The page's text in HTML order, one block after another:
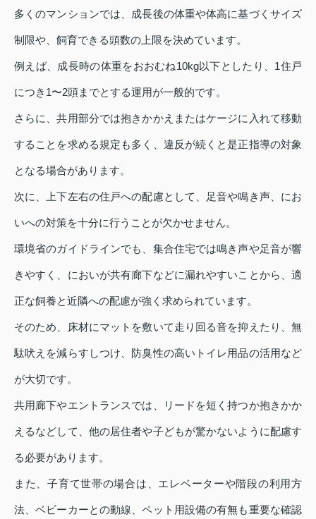
多くのマンションでは、成長後の体重や体高に基づくサイズ
制限や、飼育できる頭数の上限を決めています。
例えば、成長時の体重をおおむね10kg以下としたり、1住戸
につき1〜2頭までとする運用が一般的です。
さらに、共用部分では抱きかかえまたはケージに入れて移動
することを求める規定も多く、違反が続くと是正指導の対象
となる場合があります。
次に、上下左右の住戸への配慮として、足音や鳴き声、にお
いへの対策を十分に行うことが欠かせません。
環境省のガイドラインでも、集合住宅では鳴き声や足音が響
きやすく、においが共有廊下などに漏れやすいことから、適
正な飼養と近隣への配慮が強く求められています。
そのため、床材にマットを敷いて走り回る音を抑えたり、無
駄吠えを減らすしつけ、防臭性の高いトイレ用品の活用など
が大切です。
共用廊下やエントランスでは、リードを短く持つか抱きかか
えるなどして、他の居住者や子どもが驚かないように配慮す
る必要があります。
また、子育て世帯の場合は、エレベーターや階段の利用方
法、ベビーカーとの動線、ペット用設備の有無も重要な確認